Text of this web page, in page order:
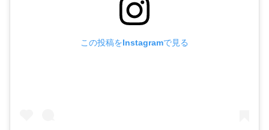
この投稿をInstagramで見る